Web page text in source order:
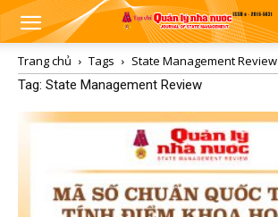
Trang chủ Tags
State Management Review
Tag: State Management Review